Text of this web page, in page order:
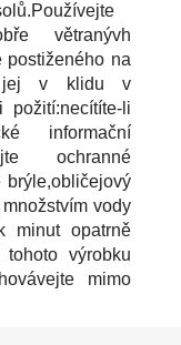
větranývh
postiženého na
jej v klidu v
požití:necítíte-li
informační
ochranné
brýle,obličejový
vody
minut opatrně
výrobku
mimo